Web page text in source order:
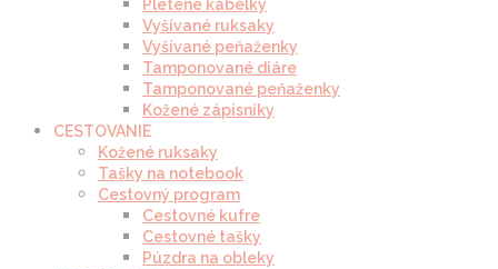
Pletené kabelky
Vyšívané ruksaky
Vyšívané peňaženky
Tamponované diáre
Tamponované peňaženky
Kožené zápisníky
CESTOVANIE
Kožené ruksaky
Tašky na notebook
Cestovný program
Cestovné kufre
Cestovné tašky
Púzdra na obleky